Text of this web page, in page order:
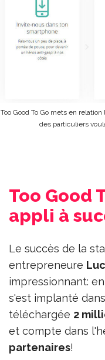
Too Good To Go mets en
des particuliers
Too Good
appli à
Le succès de la
entrepreneure
impressionnant:
s'est implanté dans
téléchargée 2
et compte dans
partenaires!